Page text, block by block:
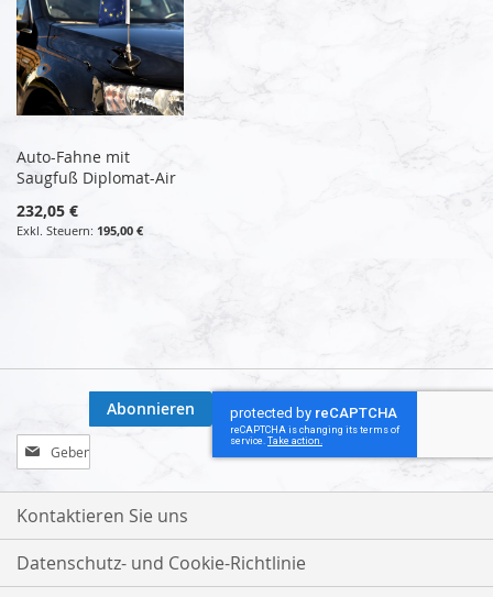
Auto-Fahne mit
Saugfuß Diplomat-Air
232,05 €
195,00 €
Melden
Sie
sich
für
Newsletter
an:
Abonnieren
Kontaktieren Sie uns
Datenschutz- und Cookie-Richtlinie